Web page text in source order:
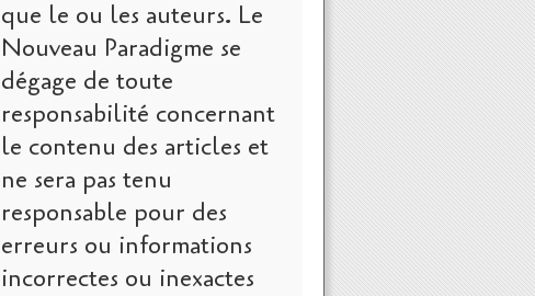
que le ou les auteurs. Le
Nouveau Paradigme se
dégage de toute
responsabilité concernant
le contenu des articles et
ne sera pas tenu
responsable pour des
erreurs ou informations
incorrectes ou inexactes